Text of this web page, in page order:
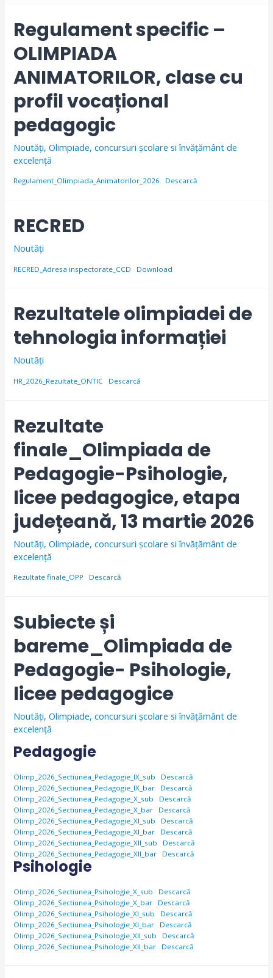
Regulament specific –
OLIMPIADA
ANIMATORILOR, clase cu
profil vocațional
pedagogic
Noutăți,Olimpiade, concursuri școlare si învăţământ de
excelență
Regulament_Olimpiada_Animatorilor_2026 Descarcă
RECRED
Noutăți
RECRED_Adresa inspectorate_CCD Download
Rezultatele olimpiadei de
tehnologia informației
Noutăți
HR_2026_Rezultate_ONTIC Descarcă
Rezultate
finale_Olimpiada de
Pedagogie-Psihologie,
licee pedagogice, etapa
județeană, 13 martie 2026
Noutăți,Olimpiade, concursuri școlare si învăţământ de
excelență
Rezultate finale_OPP Descarcă
Subiecte și
bareme_Olimpiada de
Pedagogie- Psihologie,
licee pedagogice
Noutăți,Olimpiade, concursuri școlare si învăţământ de
excelență
Pedagogie
Olimp_2026_Sectiunea_Pedagogie_IX_sub
Descarcă
Olimp_2026_Sectiunea_Pedagogie_IX_bar
Descarcă
Olimp_2026_Sectiunea_Pedagogie_X_sub
Descarcă
Olimp_2026_Sectiunea_Pedagogie_X_bar
Descarcă
Olimp_2026_Sectiunea_Pedagogie_XI_sub
Descarcă
Olimp_2026_Sectiunea_Pedagogie_XI_bar
Descarcă
Olimp_2026_Sectiunea_Pedagogie_XII_sub
Descarcă
Olimp_2026_Sectiunea_Pedagogie_XII_bar
Descarcă
Psihologie
Olimp_2026_Sectiunea_Psihologie_X_sub
Descarcă
Olimp_2026_Sectiunea_Psihologie_X_bar
Descarcă
Olimp_2026_Sectiunea_Psihologie_XI_sub
Descarcă
Olimp_2026_Sectiunea_Psihologie_XI_bar
Descarcă
Olimp_2026_Sectiunea_Psihologie_XII_sub
Descarcă
Olimp_2026_Sectiunea_Psihologie_XII_bar
Descarcă